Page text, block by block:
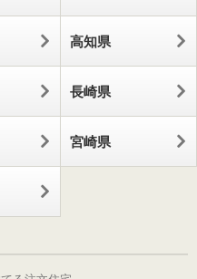
高知県
長崎県
宮崎県